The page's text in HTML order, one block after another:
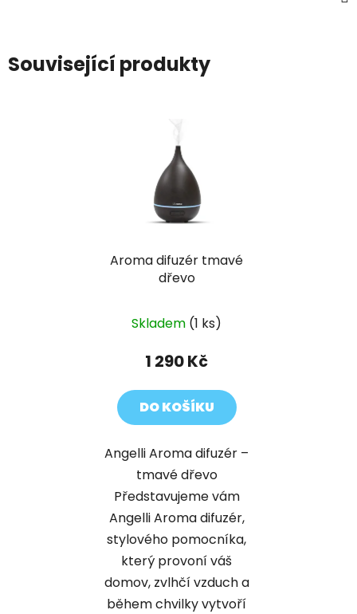
Související produkty
Aroma difuzér tmavé
dřevo
Skladem (1 ks)
1 290 Kč
DO KOŠÍKU
Angelli Aroma difuzér –
tmavé dřevo
Představujeme vám
Angelli Aroma difuzér,
stylového pomocníka,
který provoní váš
domov, zvlhčí vzduch a
během chvilky vytvoří